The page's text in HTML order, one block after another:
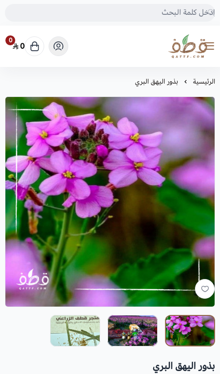
متجر قطف للبذور
0
0
الرئيسية بذور اليهق البري
بذور اليهق البري